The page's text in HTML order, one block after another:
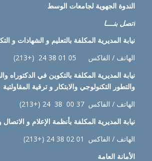
الندوة الجهوية لجامعات الوسط
اتصل بنــــا
نيابة المديرية المكلفة بالتعليم و الشهادات و
الهاتف / الفاكس 05 01 38 24 (+213)
نيابة المديرية المكلفة بالتكوين في الدكتوراه
والتطور التكنولوجي والابتكار و ترقية المقاولتية
الهاتف / الفاكس 37 00 38 24 (+213)
نيابة المديرية المكلفة بأنظمة الإعلام و الاتصال
الهاتف / الفاكس 01 02 38 24 (+213)
الأمانة العامة